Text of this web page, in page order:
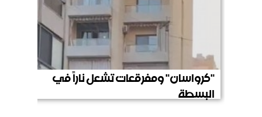
"كرواسان" ومفرقعات تشعل ناراً في
البسطة